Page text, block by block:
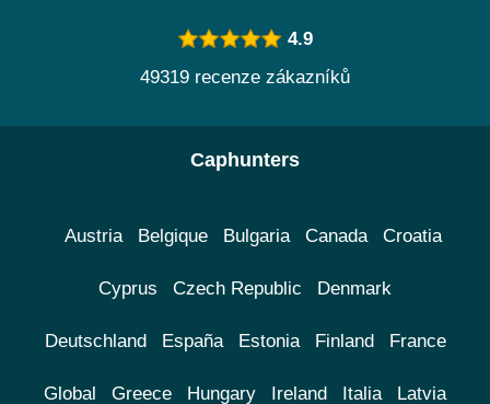
4.9
49319 recenze zákazníků
Caphunters
Austria Belgique Bulgaria Canada Croatia
Cyprus Czech Republic Denmark
Deutschland España Estonia Finland France
Global Greece Hungary Ireland Italia Latvia